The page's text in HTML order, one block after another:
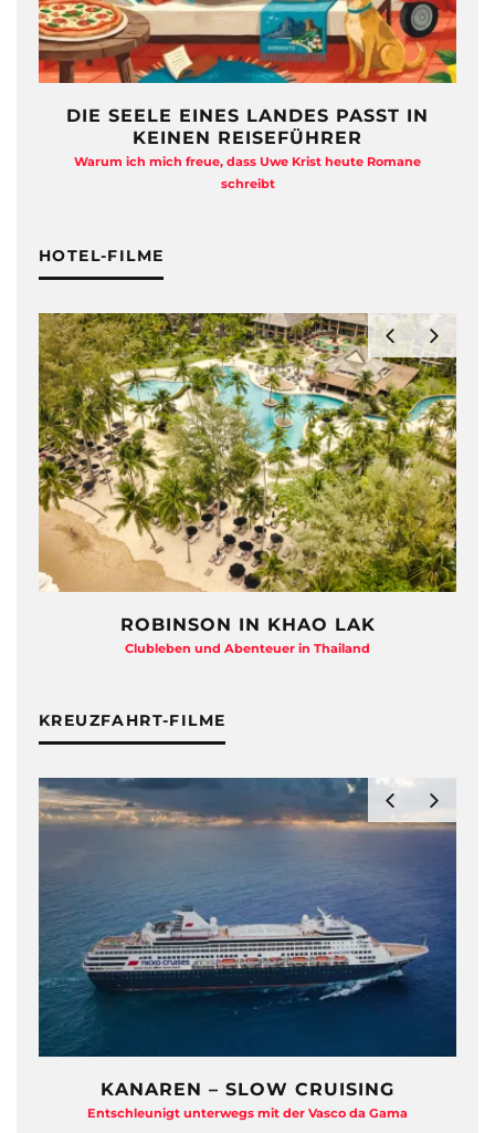
DIE SEELE EINES LANDES PASST IN
KEINEN REISEFÜHRER
Warum ich mich freue, dass Uwe Krist heute Romane
schreibt
HOTEL-FILME
ROBINSON IN KHAO LAK
Clubleben und Abenteuer in Thailand
KREUZFAHRT-FILME
KANAREN – SLOW CRUISING
Entschleunigt unterwegs mit der Vasco da Gama